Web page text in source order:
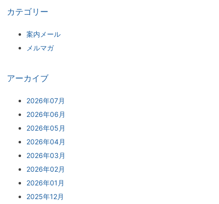
カテゴリー
案内メール
メルマガ
アーカイブ
2026年07月
2026年06月
2026年05月
2026年04月
2026年03月
2026年02月
2026年01月
2025年12月